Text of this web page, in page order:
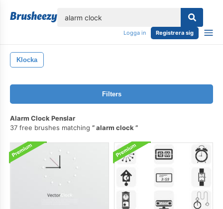
Logga in Registrera sig
Klocka
Filters
Alarm Clock Penslar
37 free brushes matching
alarm clock